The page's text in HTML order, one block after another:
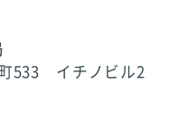
533 イチノビル2